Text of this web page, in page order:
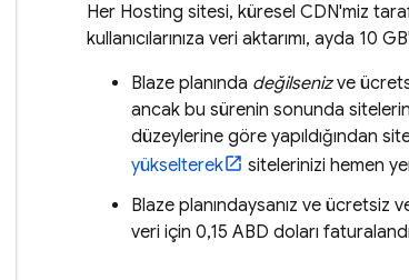
Her Hosting sitesi, küresel CDN'miz
kullanıcılarınıza veri aktarımı, ayda 10
Blaze planında değilsenizve
ancak bu sürenin sonunda
düzeylerine göre yapıldığından
yükselterek
sitelerinizi hemen
Blaze planındaysanız ve ücretsiz
veri için 0,15 ABD doları